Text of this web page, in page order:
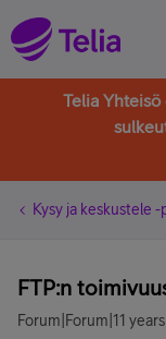
Telia
Kysy ja keskustele
FTP:n
Forum|Forum|11